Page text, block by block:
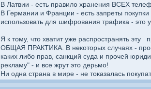
В Латвии - есть правило хранения ВСЕХ
В Германии и Франции - есть запреты
использовать для шифрования трафика - это
Я к тому, что хватит уже распространять эту
ОБЩАЯ ПРАКТИКА. В некоторых случаях -
каких либо прав, санкций суда и прочей
рекламу" - и все жрут это дерьмо!
Ни одна страна в мире - не токазалась